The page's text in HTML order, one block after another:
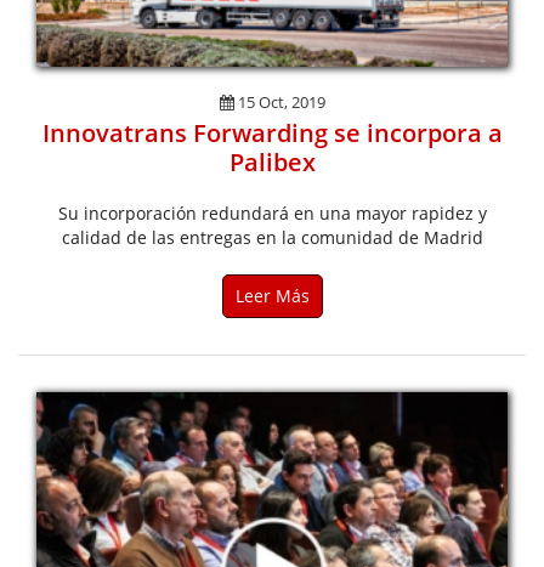
15 Oct, 2019
Innovatrans Forwarding se incorpora a
Palibex
Su incorporación redundará en una mayor rapidez y
calidad de las entregas en la comunidad de Madrid
Leer Más